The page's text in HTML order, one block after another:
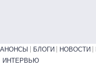
Primary links bottom
АНОНСЫ БЛОГИ НОВОСТИ
ИНТЕРВЬЮ